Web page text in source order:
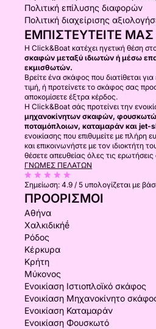
Πολιτική επίλυσης διαφορών
Πολιτική διαχείρισης
ΕΜΠΙΣΤΕΥΤΕΊΤΕ ΜΑΣ
Η Click&Boat κατέχει ηγετική θέση
σκαφών μεταξύ ιδιωτών ή μέσω
εκμισθωτών.
Βρείτε ένα σκάφος που διατίθεται
τιμή, ή προτείνετε το σκάφος σας
αποκομίσετε έξτρα κέρδος.
Η Click&Boat σάς προτείνει την
μηχανοκίνητων σκαφών,
ποταμόπλοιων, καταμαράν και jet-
ενοικίασης που επιθυμείτε με πλήρη
και επικοινωνήστε με τον ιδιοκτήτη
θέσετε απευθείας όλες τις
ΓΝΏΜΕΣ ΠΕΛΑΤΏΝ
Σημείωση: 4.9 / 5 υπολογίζεται με
ΠΡΟΟΡΙΣΜΟΊ
Αθήνα
Χαλκιδικήḗ
Ρόδος
Κέρκυρα
Κρήτη
Μύκονος
Ενοικίαση Ιστιοπλοϊκό σκάφος
Ενοικίαση Μηχανοκίνητο
Ενοικίαση Καταμαράν
Ενοικίαση Φουσκωτό